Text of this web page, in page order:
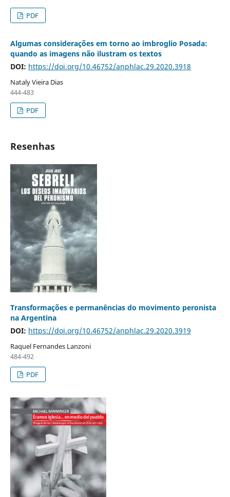
PDF
Algumas considerações em torno ao imbroglio Posada:
quando as imagens não ilustram os textos
DOI: https://doi.org/10.46752/anphlac.29.2020.3918
Nataly Vieira Dias
444-483
PDF
Resenhas
Transformações e permanências do movimento peronista
na Argentina
DOI: https://doi.org/10.46752/anphlac.29.2020.3919
Raquel Fernandes Lanzoni
484-492
PDF